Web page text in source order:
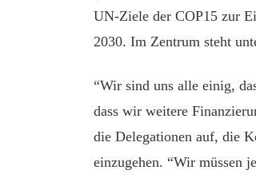
UN-Ziele der COP15 zur
2030. Im Zentrum steht
“Wir sind uns alle einig,
dass wir weitere
die Delegationen auf, die
einzugehen. “Wir müssen